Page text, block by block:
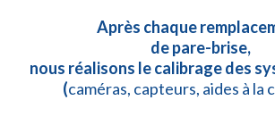
Après chaque
de pare-brise,
nous réalisons le calibrage des
(caméras, capteurs, aides à la